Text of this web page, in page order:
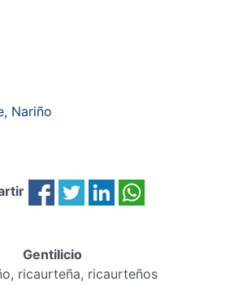
Gentilicio
ricaurteña, ricaurteños